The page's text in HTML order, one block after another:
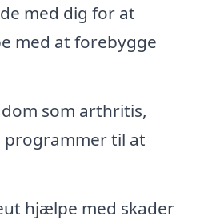
med dig for at
med at forebygge
som arthritis,
programmer til at
hjælpe med skader